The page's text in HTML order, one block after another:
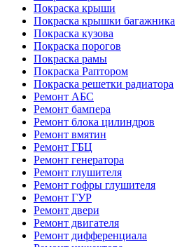
Покраска крыши
Покраска крышки багажника
Покраска кузова
Покраска порогов
Покраска рамы
Покраска Раптором
Покраска решетки радиатора
Ремонт АБС
Ремонт бампера
Ремонт блока цилиндров
Ремонт вмятин
Ремонт ГБЦ
Ремонт генератора
Ремонт глушителя
Ремонт гофры глушителя
Ремонт ГУР
Ремонт двери
Ремонт двигателя
Ремонт дифференциала